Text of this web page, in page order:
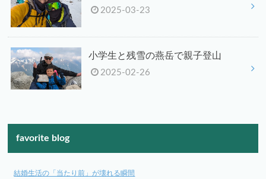
2025-03-23
小学生と残雪の燕岳で親子登山
2025-02-26
favorite blog
結婚生活の「当たり前」が壊れる瞬間